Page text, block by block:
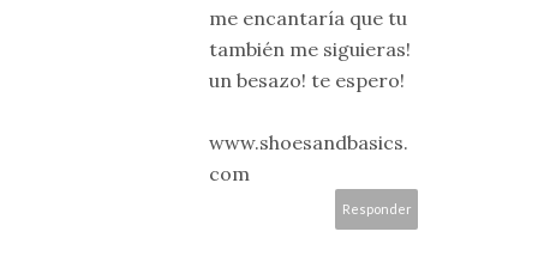
me encantaría que tu
también me siguieras!
un besazo! te espero!
www.shoesandbasics.
com
Responder